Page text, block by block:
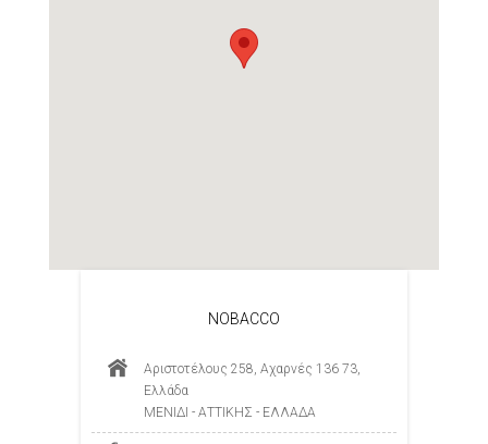
NOBACCO
Αριστοτέλους 258, Αχαρνές 136 73,
Ελλάδα
ΜΕΝΙΔΙ - ΑΤΤΙΚΗΣ - ΕΛΛΑΔΑ